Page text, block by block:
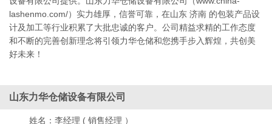
lashenmo.com/）实力雄厚，信誉可靠，在山东 济南 的包装产品设
计及加工等行业积累了大批忠诚的客户。公司精益求精的工作态度
和不断的完善创新理念将引领力华仓储和您携手步入辉煌，共创美
好未来！
山东力华仓储设备有限公司
姓名： 李经理 ( 销售经理 ）